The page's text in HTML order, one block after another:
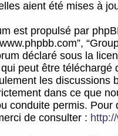
aient été mises à
est propulsé par
déclaré sous la
qui peut être téléchargé
les discussions
dans ce que
conduite permis.
de consulter :